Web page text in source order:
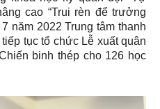
cao “Trui rèn để trưởng
năm 2022 Trung tâm thanh
tục tổ chức Lễ xuất quân
binh thép cho 126 học